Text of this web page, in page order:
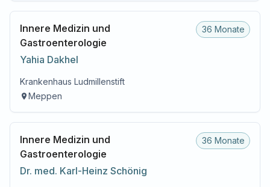
Innere Medizin und
Gastroenterologie
Yahia Dakhel
36 Monate
Krankenhaus Ludmillenstift
Meppen
Innere Medizin und
Gastroenterologie
Dr. med. Karl-Heinz Schönig
36 Monate